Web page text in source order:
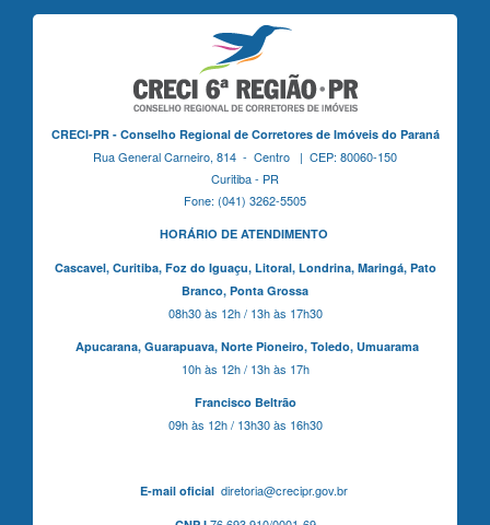
CRECI-PR - Conselho Regional de Corretores de Imóveis do Paraná
Rua General Carneiro, 814 - Centro | CEP: 80060-150
Curitiba - PR
Fone: (041) 3262-5505
HORÁRIO DE ATENDIMENTO
Cascavel, Curitiba,Foz do Iguaçu, Litoral, Londrina, Maringá, Pato
Branco, Ponta Grossa
08h30 às 12h / 13h às 17h30
Apucarana, Guarapuava, Norte Pioneiro, Toledo, Umuarama
10h às 12h / 13h às 17h
Francisco Beltrão
09h às 12h / 13h30 às 16h30
E-mail oficialdiretoria@crecipr.gov.br